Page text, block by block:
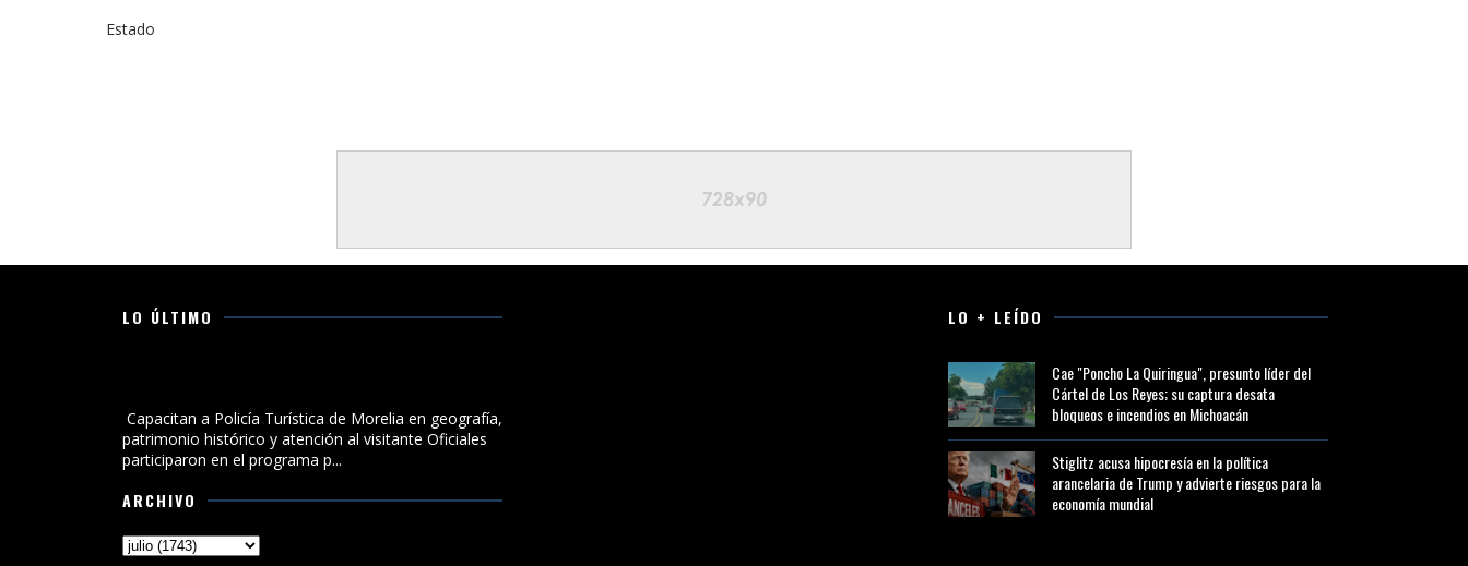
Estado
LO ÚLTIMO
Capacitan a Policía Turística de Morelia en geografía,
patrimonio histórico y atención al visitante Oficiales
participaron en el programa p...
ARCHIVO
LO + LEÍDO
Cae "Poncho La Quiringua", presunto líder del
Cártel de Los Reyes; su captura desata
bloqueos e incendios en Michoacán
Stiglitz acusa hipocresía en la política
arancelaria de Trump y advierte riesgos para la
economía mundial